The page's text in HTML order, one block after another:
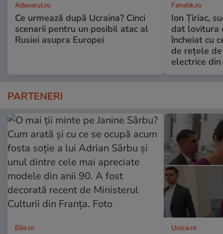
Adevarul.ro
Ce urmează după Ucraina? Cinci
scenarii pentru un posibil atac al
Rusiei asupra Europei
Fanatik.ro
Ion Țiriac,
dat lovitura
încheiat cu
de rețele
electrice
PARTENERI
Elle.ro Unica.ro